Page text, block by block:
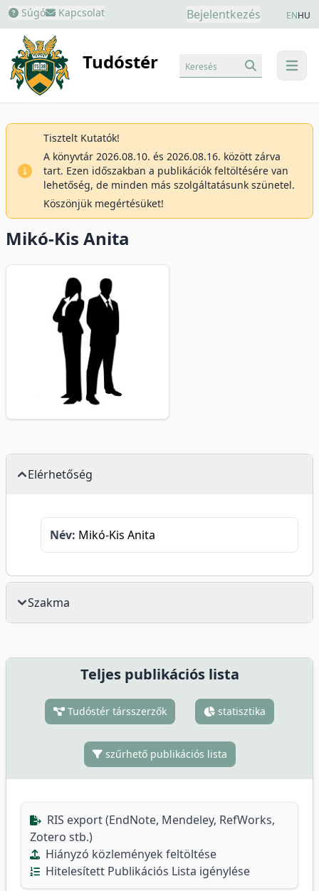
Súgó Kapcsolat Bejelentkezés ENHU
Tudóstér menu
Keresés
Tisztelt Kutatók!
A könyvtár 2026.08.10. és 2026.08.16. között zárva
tart. Ezen időszakban a publikációk feltöltésére van
lehetőség, de minden más szolgáltatásunk szünetel.
Köszönjük megértésüket!
Mikó-Kis Anita
Elérhetőség
Név: Mikó-Kis Anita
Szakma
Teljes publikációs lista
Tudóstér társszerzők statisztika
szűrhető publikációs lista
RIS export (EndNote, Mendeley, RefWorks,
Zotero stb.)
Hiányzó közlemények feltöltése
Hitelesített Publikációs Lista igénylése